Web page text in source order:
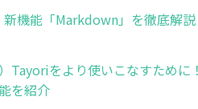
機能「Markdown」を徹底解
Tayoriをより使いこなすため
を紹介